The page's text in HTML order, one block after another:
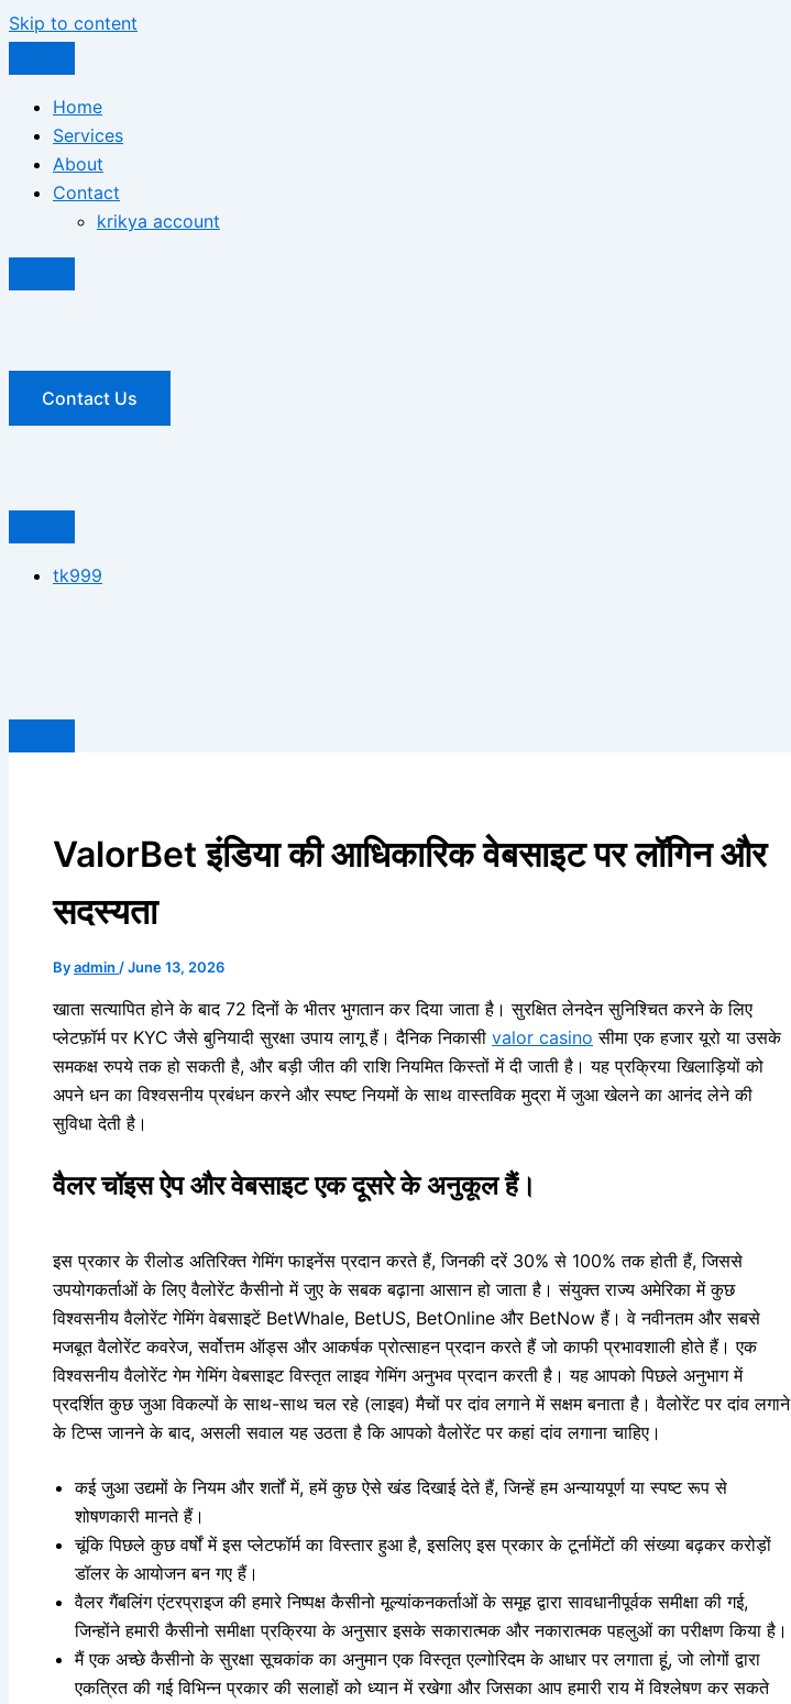
Skip to content
Home
Services
About
Contact
krikya account
Contact Us
tk999
ValorBet इंडिया की आधिकारिक वेबसाइट पर लॉगिन और
सदस्यता
Byadmin /June 13, 2026
खाता सत्यापित होने के बाद 72 दिनों के भीतर भुगतान कर दिया जाता है। सुरक्षित लेनदेन सुनिश्चित करने के लिए
प्लेटफ़ॉर्म पर KYC जैसे बुनियादी सुरक्षा उपाय लागू हैं। दैनिक निकासी valor casino सीमा एक हजार यूरो या उसके
समकक्ष रुपये तक हो सकती है, और बड़ी जीत की राशि नियमित किस्तों में दी जाती है। यह प्रक्रिया खिलाड़ियों को
अपने धन का विश्वसनीय प्रबंधन करने और स्पष्ट नियमों के साथ वास्तविक मुद्रा में जुआ खेलने का आनंद लेने की
सुविधा देती है।
वैलर चॉइस ऐप और वेबसाइट एक दूसरे के अनुकूल हैं।
इस प्रकार के रीलोड अतिरिक्त गेमिंग फाइनेंस प्रदान करते हैं, जिनकी दरें 30% से 100% तक होती हैं, जिससे
उपयोगकर्ताओं के लिए वैलोरेंट कैसीनो में जुए के सबक बढ़ाना आसान हो जाता है। संयुक्त राज्य अमेरिका में कुछ
विश्वसनीय वैलोरेंट गेमिंग वेबसाइटें BetWhale, BetUS, BetOnline और BetNow हैं। वे नवीनतम और सबसे
मजबूत वैलोरेंट कवरेज, सर्वोत्तम ऑड्स और आकर्षक प्रोत्साहन प्रदान करते हैं जो काफी प्रभावशाली होते हैं। एक
विश्वसनीय वैलोरेंट गेम गेमिंग वेबसाइट विस्तृत लाइव गेमिंग अनुभव प्रदान करती है। यह आपको पिछले अनुभाग में
प्रदर्शित कुछ जुआ विकल्पों के साथ-साथ चल रहे (लाइव) मैचों पर दांव लगाने में सक्षम बनाता है। वैलोरेंट पर दांव लगाने
के टिप्स जानने के बाद, असली सवाल यह उठता है कि आपको वैलोरेंट पर कहां दांव लगाना चाहिए।
कई जुआ उद्यमों के नियम और शर्तों में, हमें कुछ ऐसे खंड दिखाई देते हैं, जिन्हें हम अन्यायपूर्ण या स्पष्ट रूप से
शोषणकारी मानते हैं।
चूंकि पिछले कुछ वर्षों में इस प्लेटफॉर्म का विस्तार हुआ है, इसलिए इस प्रकार के टूर्नामेंटों की संख्या बढ़कर करोड़ों
डॉलर के आयोजन बन गए हैं।
वैलर गैंबलिंग एंटरप्राइज की हमारे निष्पक्ष कैसीनो मूल्यांकनकर्ताओं के समूह द्वारा सावधानीपूर्वक समीक्षा की गई,
जिन्होंने हमारी कैसीनो समीक्षा प्रक्रिया के अनुसार इसके सकारात्मक और नकारात्मक पहलुओं का परीक्षण किया है।
मैं एक अच्छे कैसीनो के सुरक्षा सूचकांक का अनुमान एक विस्तृत एल्गोरिदम के आधार पर लगाता हूं, जो लोगों द्वारा
एकत्रित की गई विभिन्न प्रकार की सलाहों को ध्यान में रखेगा और जिसका आप हमारी राय में विश्लेषण कर सकते